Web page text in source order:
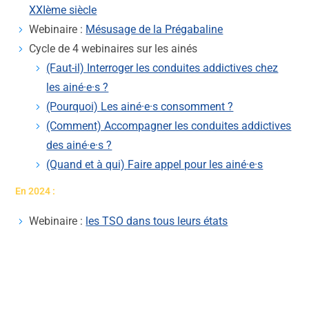
XXIème siècle
Webinaire : Mésusage de la Prégabaline
Cycle de 4 webinaires sur les ainés
(Faut-il) Interroger les conduites addictives chez
les ainé·e·s ?
(Pourquoi) Les ainé·e·s consomment ?
(Comment) Accompagner les conduites addictives
des ainé·e·s ?
(Quand et à qui) Faire appel pour les ainé·e·s
En 2024 :
Webinaire : les TSO dans tous leurs états